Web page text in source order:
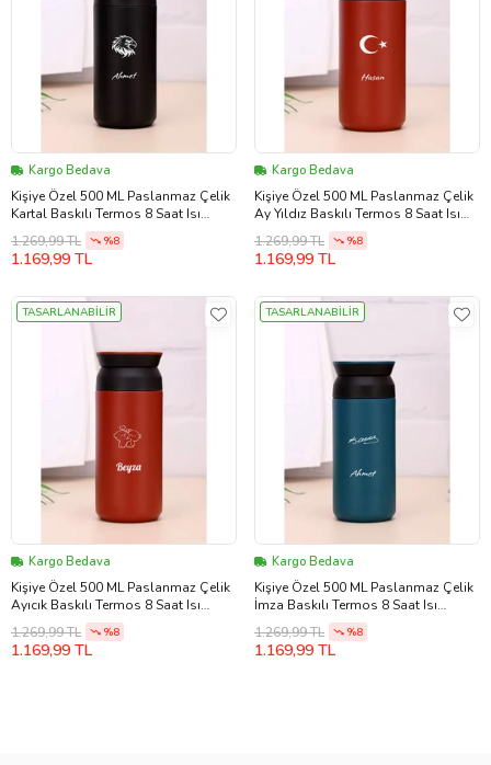
Kargo Bedava
Kişiye Özel 500 ML Paslanmaz Çelik
Kartal Baskılı Termos 8 Saat Isı
Koruma Kahve ve Çay Termosu
(Siyah)
1.269,99 TL %8
1.169,99 TL
Kargo Bedava
Kişiye Özel 500 ML Paslanmaz Çelik
Ay Yıldız Baskılı Termos 8 Saat Isı
Koruma Kahve ve Çay Termosu
(Kırmızı)
1.269,99 TL %8
1.169,99 TL
TASARLANABİLİR
Kargo Bedava
Kişiye Özel 500 ML Paslanmaz Çelik
Ayıcık Baskılı Termos 8 Saat Isı
(Kırmızı)
1.269,99 TL %8
1.169,99 TL
TASARLANABİLİR
Kargo Bedava
Kişiye Özel 500 ML Paslanmaz Çelik
İmza Baskılı Termos 8 Saat Isı
(Mavi)
1.269,99 TL %8
1.169,99 TL